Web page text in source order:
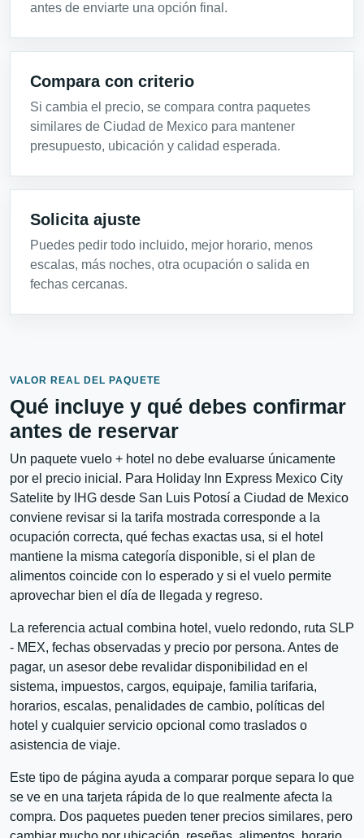
antes de enviarte una opción final.
Compara con criterio
Si cambia el precio, se compara contra paquetes
similares de Ciudad de Mexico para mantener
presupuesto, ubicación y calidad esperada.
Solicita ajuste
Puedes pedir todo incluido, mejor horario, menos
escalas, más noches, otra ocupación o salida en
fechas cercanas.
VALOR REAL DEL PAQUETE
Qué incluye y qué debes confirmar
antes de reservar
Un paquete vuelo + hotel no debe evaluarse únicamente
por el precio inicial. Para Holiday Inn Express Mexico City
Satelite by IHG desde San Luis Potosí a Ciudad de Mexico
conviene revisar si la tarifa mostrada corresponde a la
ocupación correcta, qué fechas exactas usa, si el hotel
mantiene la misma categoría disponible, si el plan de
alimentos coincide con lo esperado y si el vuelo permite
aprovechar bien el día de llegada y regreso.
La referencia actual combina hotel, vuelo redondo, ruta SLP
- MEX, fechas observadas y precio por persona. Antes de
pagar, un asesor debe revalidar disponibilidad en el
sistema, impuestos, cargos, equipaje, familia tarifaria,
horarios, escalas, penalidades de cambio, políticas del
hotel y cualquier servicio opcional como traslados o
asistencia de viaje.
Este tipo de página ayuda a comparar porque separa lo que
se ve en una tarjeta rápida de lo que realmente afecta la
compra. Dos paquetes pueden tener precios similares, pero